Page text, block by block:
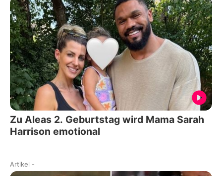
Zu Aleas 2. Geburtstag wird Mama Sarah
Harrison emotional
Artikel -